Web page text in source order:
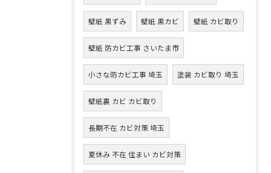
壁紙 黒ずみ 壁紙 黒カビ 壁紙 カビ取り
壁紙 防カビ工事 さいたま市
小さな防カビ工事 埼玉 塗装 カビ取り 埼玉
壁紙裏 カビ カビ取り
長期不在 カビ対策 埼玉
夏休み 不在 住まい カビ対策